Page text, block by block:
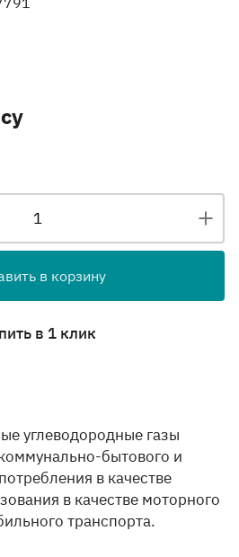
в корзину
Купить в 1 клик
углеводородные газы
бытового и
в качестве
в качестве моторного
транспорта.